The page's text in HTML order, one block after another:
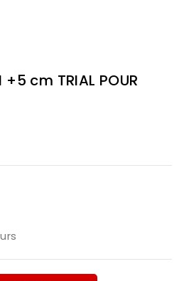
+5 cm TRIAL POUR